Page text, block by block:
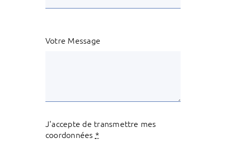
Votre Message
J'accepte de transmettre mes
coordonnées *